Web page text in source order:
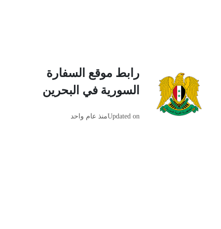
رابط موقع السفارة
السورية في البحرين
Updated onمنذ عام واحد